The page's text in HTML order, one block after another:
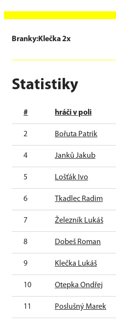
Branky:Klečka 2x
Statistiky
# hráči v poli
2 Bořuta Patrik
4 Janků Jakub
5 Lošťák Ivo
6 Tkadlec Radim
7 Železník Lukáš
8 Dobeš Roman
9 Klečka Lukáš
10 Otepka Ondřej
11 Poslušný Marek